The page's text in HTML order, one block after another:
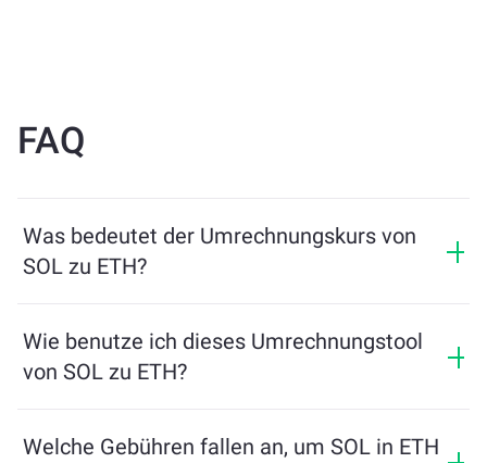
FAQ
Was bedeutet der Umrechnungskurs von
SOL zu ETH?
Austausch für SOL erhalten. Dieser Kurs schwankt je
nach Marktbedingungen, Angebot und Nachfrage
Wie benutze ich dieses Umrechnungstool
von SOL zu ETH?
tauschen möchten, und das Tool berechnet die
Welche Gebühren fallen an, um SOL in ETH